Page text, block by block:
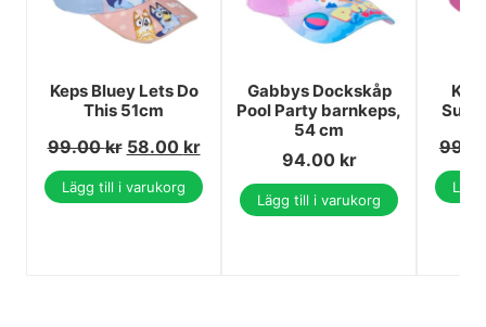
Keps Bluey Lets Do
This 51cm
99.00kr 58.00 kr
Lägg till i varukorg
Gabbys Dockskåp
Pool Party barnkeps,
54 cm
94.00 kr
Lägg till i varukorg